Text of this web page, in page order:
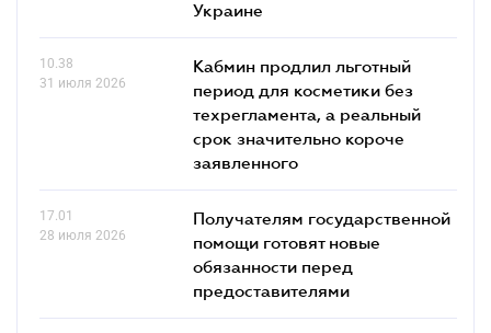
Украине
10.38
31 июля 2026
Кабмин продлил льготный
период для косметики без
техрегламента, а реальный
срок значительно короче
заявленного
17.01
28 июля 2026
Получателям государственной
помощи готовят новые
обязанности перед
предоставителями